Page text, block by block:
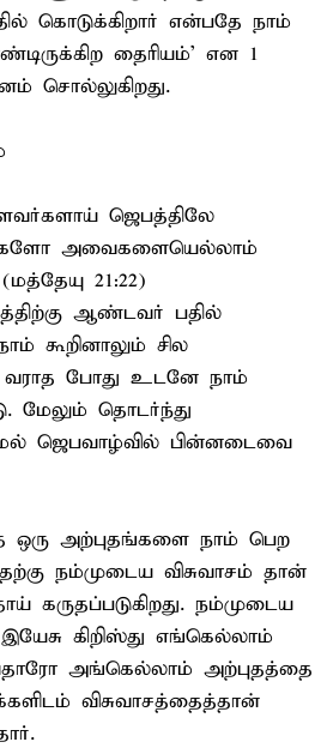
கொடுக்கிறார் என்பதே நாம்
தைரியம்' என 1
சொல்லுகிறது.
ஜெபத்திலே
அவைகளையெல்லாம்
21:22)
ஆண்டவர் பதில்
கூறினாலும் சில
வராத போது உடனே நாம்
மேலும் தொடர்ந்து
ஜெபவாழ்வில் பின்னடைவை
ஒரு அற்புதங்களை நாம் பெற
நம்முடைய விசுவாசம் தான்
கருதப்படுகிறது. நம்முடைய
கிறிஸ்து எங்கெல்லாம்
அங்கெல்லாம் அற்புதத்தை
விசுவாசத்தைத்தான்